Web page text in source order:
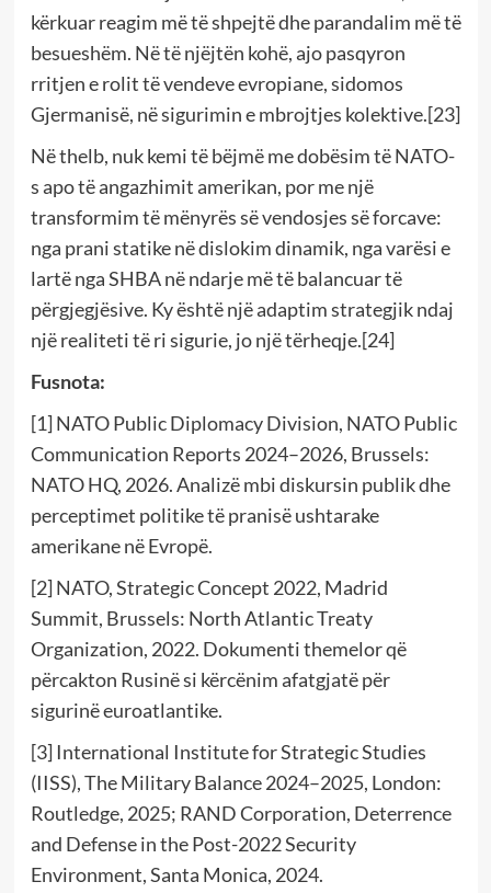
kërkuar reagim më të shpejtë dhe parandalim më të
besueshëm. Në të njëjtën kohë, ajo pasqyron
rritjen e rolit të vendeve evropiane, sidomos
Gjermanisë, në sigurimin e mbrojtjes kolektive.[23]
Në thelb, nuk kemi të bëjmë me dobësim të NATO-
s apo të angazhimit amerikan, por me një
transformim të mënyrës së vendosjes së forcave:
nga prani statike në dislokim dinamik, nga varësi e
lartë nga SHBA në ndarje më të balancuar të
përgjegjësive. Ky është një adaptim strategjik ndaj
një realiteti të ri sigurie, jo një tërheqje.[24]
Fusnota:
[1] NATO Public Diplomacy Division, NATO Public
Communication Reports 2024–2026, Brussels:
NATO HQ, 2026. Analizë mbi diskursin publik dhe
perceptimet politike të pranisë ushtarake
amerikane në Evropë.
[2] NATO, Strategic Concept 2022, Madrid
Summit, Brussels: North Atlantic Treaty
Organization, 2022. Dokumenti themelor që
përcakton Rusinë si kërcënim afatgjatë për
sigurinë euroatlantike.
[3] International Institute for Strategic Studies
(IISS), The Military Balance 2024–2025, London:
Routledge, 2025; RAND Corporation, Deterrence
and Defense in the Post-2022 Security
Environment, Santa Monica, 2024.